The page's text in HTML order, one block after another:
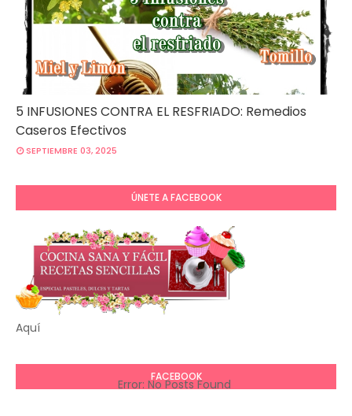
5 INFUSIONES CONTRA EL RESFRIADO: Remedios
Caseros Efectivos
SEPTIEMBRE 03, 2025
ÚNETE A FACEBOOK
Aquí
FACEBOOK
Error: No Posts Found